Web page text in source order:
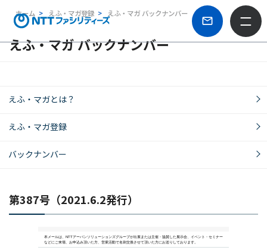
ホーム えふ・マガ登録 えふ・マガ バックナンバー
えふ・マガ バックナンバー
えふ・マガとは？
えふ・マガ登録
バックナンバー
第387号（2021.6.2発行）